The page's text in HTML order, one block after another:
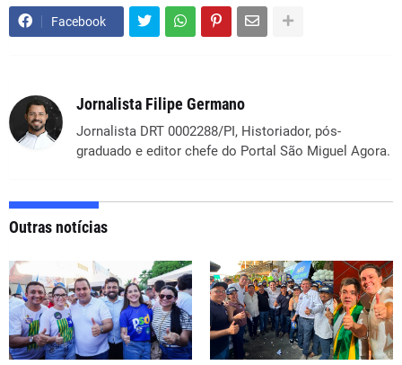
Facebook
Jornalista Filipe Germano
Jornalista DRT 0002288/PI, Historiador, pós-
graduado e editor chefe do Portal São Miguel Agora.
Outras notícias